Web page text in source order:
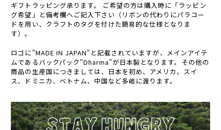
ギフトラッピング承ります。 ご希望の方は購入時に「ラッピン
グ希望」と備考欄へご記入下さい（リボンの代わりにパラコー
ドを用い、クラフトのタグを付けた簡易的な仕様となりま
す）。
ロゴに"MADE IN JAPAN"と記載されていますが、メインアイテ
ムであるバックパック"Dharma"が日本製となります。その他の
商品の生産国につきましては、日本を初め、アメリカ、スイ
ス、ドミニカ、ベトナム、中国など多岐に渡ります。